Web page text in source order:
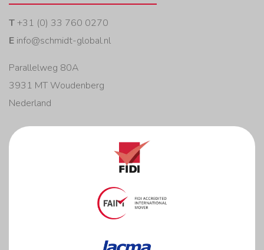
T+31 (0) 33 760 0270
E info@schmidt-global.nl
Parallelweg 80A
3931 MT Woudenberg
Nederland